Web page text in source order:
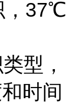
，37℃
型，
时间